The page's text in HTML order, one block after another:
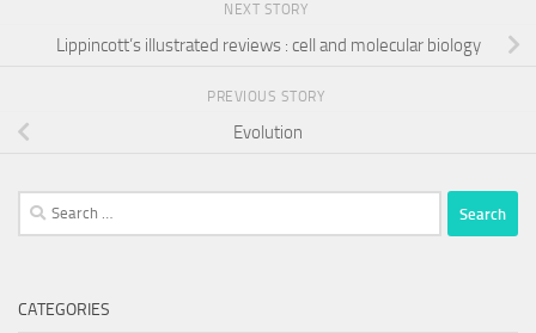
NEXT STORY
Lippincott’s illustrated reviews : cell and molecular biology
PREVIOUS STORY
Evolution
Search
for:
CATEGORIES